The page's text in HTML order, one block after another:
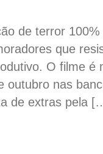
de terror
que
O filme é
outubro nas
de extras pela